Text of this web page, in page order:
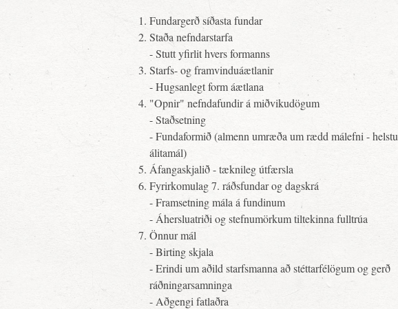
Fundargerð síðasta fundar
Staða nefndarstarfa
- Stutt yfirlit hvers formanns
Starfs- og framvinduáætlanir
- Hugsanlegt form áætlana
"Opnir" nefndafundir á miðvikudögum
- Staðsetning
- Fundaformið (almenn umræða um rædd málefni - helstu
álitamál)
Áfangaskjalið - tæknileg útfærsla
Fyrirkomulag 7. ráðsfundar og dagskrá
- Framsetning mála á fundinum
- Áhersluatriði og stefnumörkum tiltekinna fulltrúa
Önnur mál
- Birting skjala
- Erindi um aðild starfsmanna að stéttarfélögum og gerð
ráðningarsamninga
- Aðgengi fatlaðra